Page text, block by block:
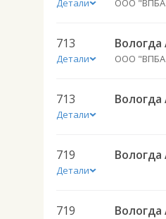
Детали ООО "ВПБА
713
Детали ООО "ВПБА
713
Детали
719
Детали
719